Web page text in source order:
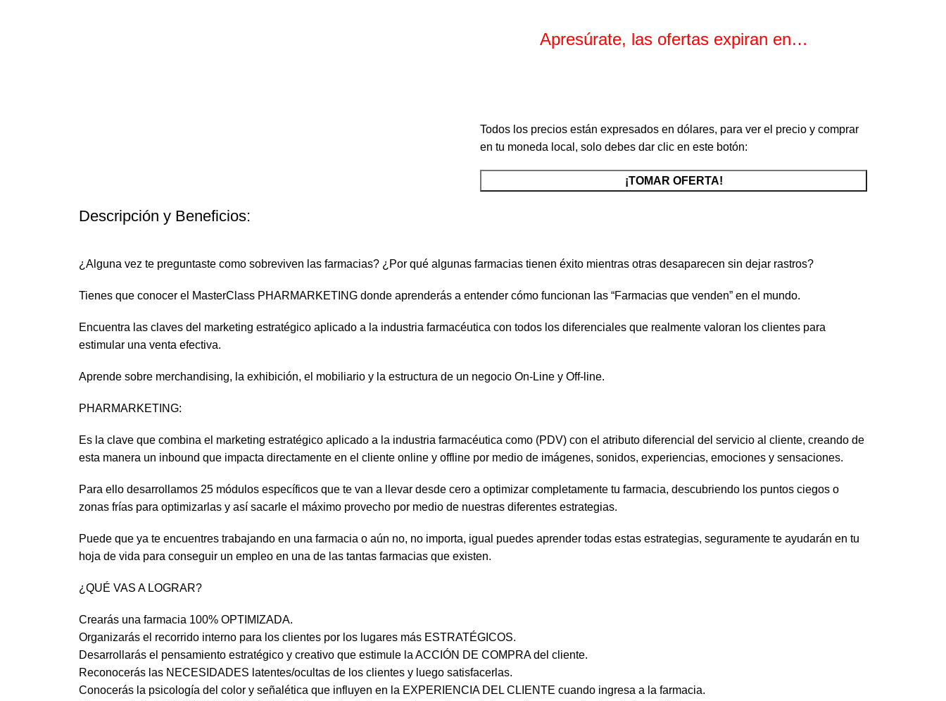
Apresúrate, las ofertas expiran en…
Todos los precios están expresados en dólares, para ver el precio y comprar
en tu moneda local, solo debes dar clic en este botón:
¡TOMAR OFERTA!
Descripción y Beneficios:
¿Alguna vez te preguntaste como sobreviven las farmacias? ¿Por qué algunas farmacias tienen éxito mientras otras desaparecen sin dejar rastros?
Tienes que conocer el MasterClass PHARMARKETING donde aprenderás a entender cómo funcionan las “Farmacias que venden” en el mundo.
Encuentra las claves del marketing estratégico aplicado a la industria farmacéutica con todos los diferenciales que realmente valoran los clientes para
estimular una venta efectiva.
Aprende sobre merchandising, la exhibición, el mobiliario y la estructura de un negocio On-Line y Off-line.
PHARMARKETING:
Es la clave que combina el marketing estratégico aplicado a la industria farmacéutica como (PDV) con el atributo diferencial del servicio al cliente, creando de
esta manera un inbound que impacta directamente en el cliente online y offline por medio de imágenes, sonidos, experiencias, emociones y sensaciones.
Para ello desarrollamos 25 módulos específicos que te van a llevar desde cero a optimizar completamente tu farmacia, descubriendo los puntos ciegos o
zonas frías para optimizarlas y así sacarle el máximo provecho por medio de nuestras diferentes estrategias.
Puede que ya te encuentres trabajando en una farmacia o aún no, no importa, igual puedes aprender todas estas estrategias, seguramente te ayudarán en tu
hoja de vida para conseguir un empleo en una de las tantas farmacias que existen.
¿QUÉ VAS A LOGRAR?
Crearás una farmacia 100% OPTIMIZADA.
Organizarás el recorrido interno para los clientes por los lugares más ESTRATÉGICOS.
Desarrollarás el pensamiento estratégico y creativo que estimule la ACCIÓN DE COMPRA del cliente.
Reconocerás las NECESIDADES latentes/ocultas de los clientes y luego satisfacerlas.
Conocerás la psicología del color y señalética que influyen en la EXPERIENCIA DEL CLIENTE cuando ingresa a la farmacia.